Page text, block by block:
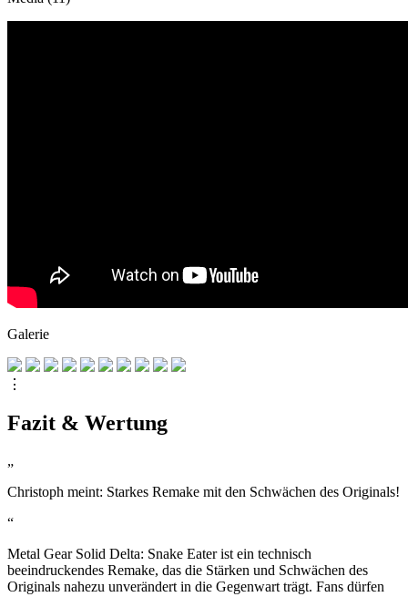
Galerie
⋮
Fazit & Wertung
„
Christoph meint: Starkes Remake mit den Schwächen des Originals!
“
Metal Gear Solid Delta: Snake Eater ist ein technisch
beeindruckendes Remake, das die Stärken und Schwächen des
Originals nahezu unverändert in die Gegenwart trägt. Fans dürfen